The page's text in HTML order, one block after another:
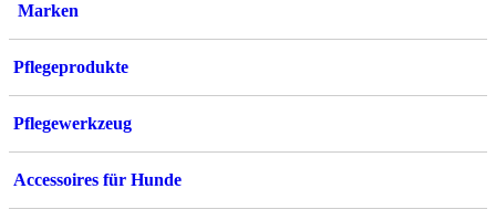
Marken
Pflegeprodukte
Pflegewerkzeug
Accessoires für Hunde